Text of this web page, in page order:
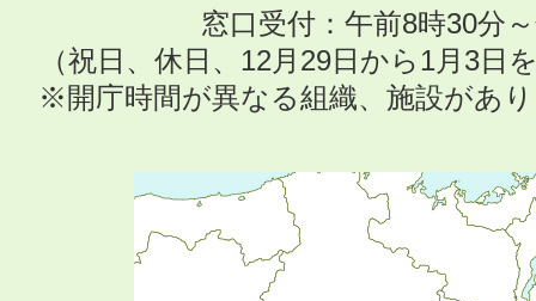
窓口受付：午前8時30分
（祝日、休日、12月29日から1月3日
※開庁時間が異なる組織、施設があ